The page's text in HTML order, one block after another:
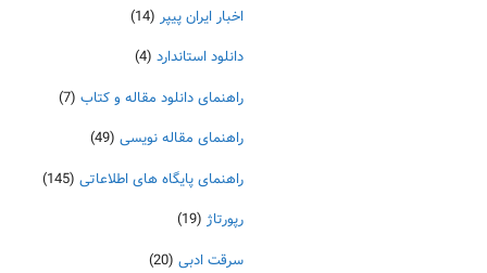
اخبار ایران پیپر (14)
دانلود استاندارد (4)
راهنمای دانلود مقاله و کتاب (7)
راهنمای مقاله نویسی (49)
راهنمای پایگاه های اطلاعاتی (145)
رپورتاژ (19)
سرقت ادبی (20)